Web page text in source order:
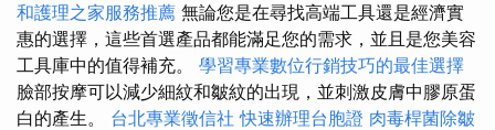
和護理之家服務推薦 無論您是在尋找高端工具還是經濟實
惠的選擇，這些首選產品都能滿足您的需求，並且是您美容
工具庫中的值得補充。 學習專業數位行銷技巧的最佳選擇
臉部按摩可以減少細紋和皺紋的出現，並刺激皮膚中膠原蛋
白的產生。 台北專業徵信社 快速辦理台胞證 肉毒桿菌除皺